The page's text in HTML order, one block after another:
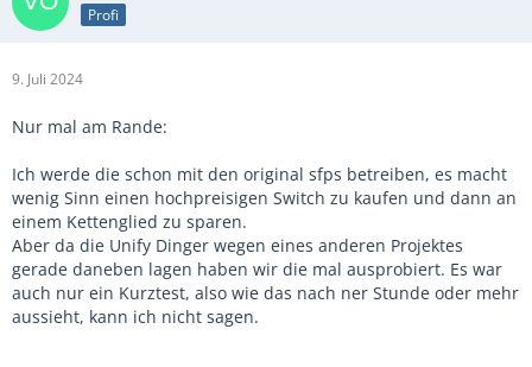
Profi
9. Juli 2024
Nur mal am Rande:
Ich werde die schon mit den original sfps betreiben, es macht
wenig Sinn einen hochpreisigen Switch zu kaufen und dann an
einem Kettenglied zu sparen.
Aber da die Unify Dinger wegen eines anderen Projektes
gerade daneben lagen haben wir die mal ausprobiert. Es war
auch nur ein Kurztest, also wie das nach ner Stunde oder mehr
aussieht, kann ich nicht sagen.